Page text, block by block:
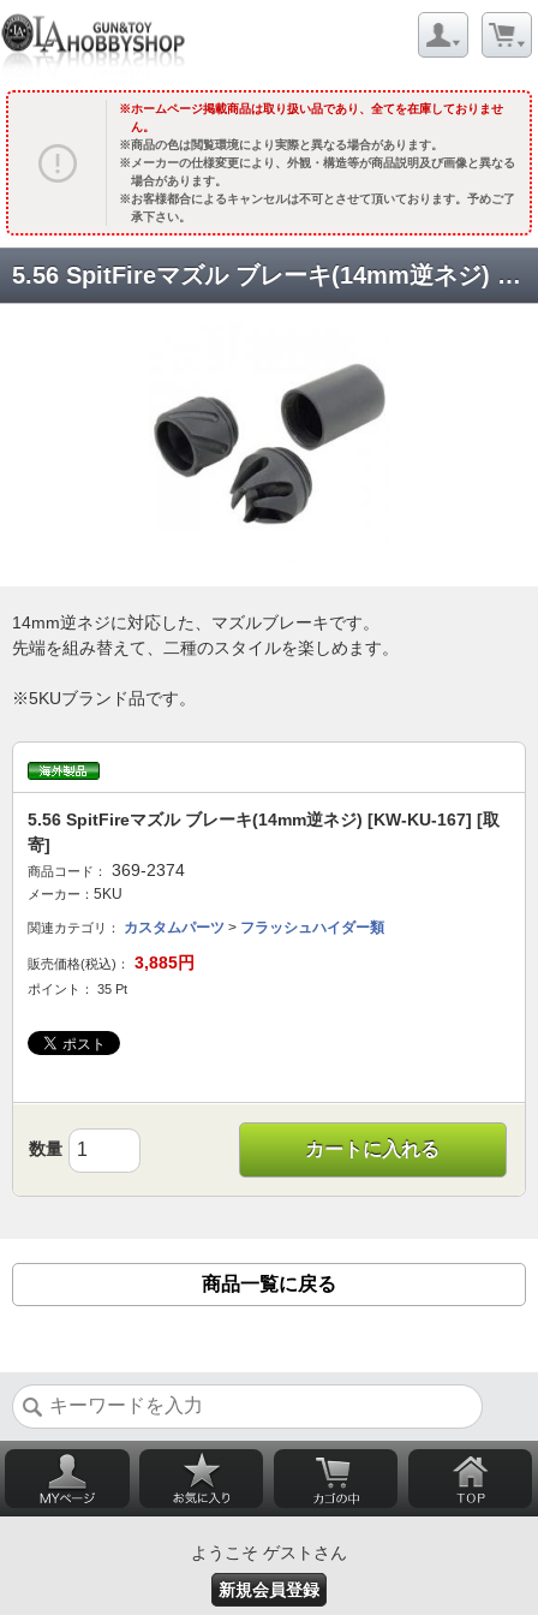
ホームページ掲載商品は取り扱い品であり、全てを在庫しておりませ
ん。
商品の色は閲覧環境により実際と異なる場合があります。
メーカーの仕様変更により、外観・構造等が商品説明及び画像と異なる
場合があります。
お客様都合によるキャンセルは不可とさせて頂いております。予めご了
承下さい。
5.56 SpitFireマズル ブレーキ(14mm逆ネジ) [KW-KU-167] [取寄]
14mm逆ネジに対応した、マズルブレーキです。
先端を組み替えて、二種のスタイルを楽しめます。
※5KUブランド品です。
5.56 SpitFireマズル ブレーキ(14mm逆ネジ) [KW-KU-167] [取
寄]
商品コード： 369-2374
メーカー： 5KU
関連カテゴリ： カスタムパーツ > フラッシュハイダー類
販売価格(税込)： 3,885円
ポイント： 35 Pt
数量 カートに入れる
商品一覧に戻る
ようこそ ゲストさん
新規会員登録